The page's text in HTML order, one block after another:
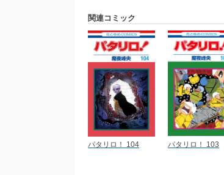
関連コミック
パタリロ！ 104 パタリロ！ 103